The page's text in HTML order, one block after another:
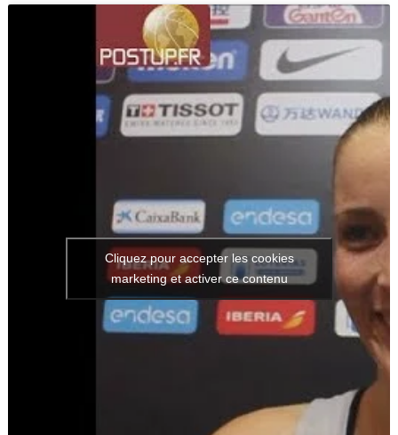
Cliquez pour accepter les cookies
marketing et activer ce contenu